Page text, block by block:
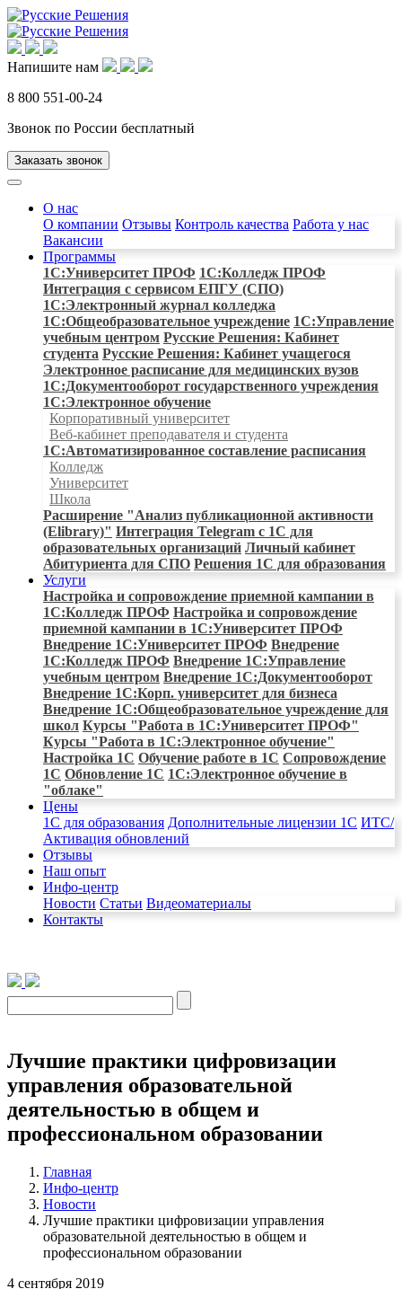
Напишите нам
8 800 551-00-24
Звонок по России бесплатный
Заказать звонок
О нас
О компании Отзывы Контроль качества Работа у нас
Вакансии
Программы
1С:Университет ПРОФ 1С:Колледж ПРОФ
Интеграция с сервисом ЕПГУ (СПО)
1С:Электронный журнал колледжа
1С:Общеобразовательное учреждение 1C:Управление
учебным центром Русские Решения: Кабинет
студента Русские Решения: Кабинет учащегося
Электронное расписание для медицинских вузов
1С:Документооборот государственного учреждения
1С:Электронное обучение
Корпоративный университет
Веб-кабинет преподавателя и студента
1С:Автоматизированное составление расписания
Колледж
Университет
Школа
Расширение "Анализ публикационной активности
(Elibrary)" Интеграция Telegram с 1С для
образовательных организаций Личный кабинет
Абитуриента для СПО Решения 1С для образования
Услуги
Настройка и сопровождение приемной кампании в
1С:Колледж ПРОФ Настройка и сопровождение
приемной кампании в 1С:Университет ПРОФ
Внедрение 1С:Университет ПРОФ Внедрение
1С:Колледж ПРОФ Внедрение 1С:Управление
учебным центром Внедрение 1С:Документооборот
Внедрение 1С:Корп. университет для бизнеса
Внедрение 1С:Общеобразовательное учреждение для
школ Курсы "Работа в 1С:Университет ПРОФ"
Курсы "Работа в 1С:Электронное обучение"
Настройка 1С Обучение работе в 1С Сопровождение
1С Обновление 1С 1С:Электронное обучение в
"облаке"
Цены
1C для образования Дополнительные лицензии 1С ИТС/
Активация обновлений
Отзывы
Наш опыт
Инфо-центр
Новости Статьи Видеоматериалы
Контакты
Лучшие практики цифровизации
управления образовательной
деятельностью в общем и
профессиональном образовании
Главная
Инфо-центр
Новости
Лучшие практики цифровизации управления
образовательной деятельностью в общем и
профессиональном образовании
4 сентября 2019